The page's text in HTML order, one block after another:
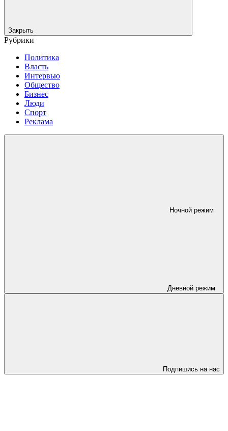
Закрыть
Рубрики
Политика
Власть
Интервью
Общество
Бизнес
Люди
Спорт
Реклама
Ночной режим
Дневной режим
Подпишись на нас